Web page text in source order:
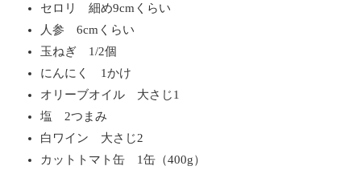
セロリ 細め9cmくらい
人参 6cmくらい
玉ねぎ 1/2個
にんにく 1かけ
オリーブオイル 大さじ1
塩 2つまみ
白ワイン 大さじ2
カットトマト缶 1缶（400g）